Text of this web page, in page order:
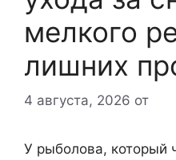
мелкого
лишних
4 августа, 2026 от
У рыболова, который